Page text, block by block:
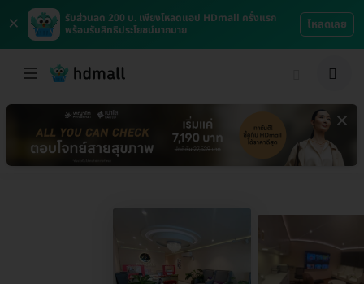
×
รับส่วนลด 200 บ. เพียงโหลดแอป HDmall ครั้งแรก
พร้อมรับสิทธิประโยชน์มากมาย
โหลดเลย